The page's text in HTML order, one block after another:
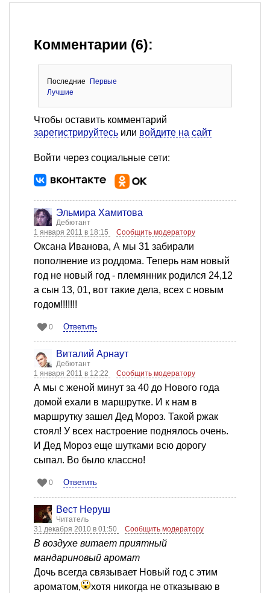
Комментарии (6):
Последние
Первые
Лучшие
Чтобы оставить комментарий
зарегистрируйтесь или войдите на сайт
Войти через социальные сети:
Эльмира Хамитова
Дебютант
1 января 2011 в 18:15
Сообщить модератору
Оксана Иванова, А мы 31 забирали
пополнение из роддома. Теперь нам новый
год не новый год - племянник родился 24,12
а сын 13, 01, вот такие дела, всех с новым
годом!!!!!!!
0 Ответить
Виталий Арнаут
Дебютант
1 января 2011 в 12:22
Сообщить модератору
А мы с женой минут за 40 до Нового года
домой ехали в маршрутке. И к нам в
маршрутку зашел Дед Мороз. Такой ржак
стоял! У всех настроение поднялось очень.
И Дед Мороз еще шутками всю дорогу
сыпал. Во было классно!
0 Ответить
Вест Неруш
Читатель
31 декабря 2010 в 01:50
Сообщить модератору
В воздухе витает приятный
мандариновый аромат
Дочь всегда связывает Новый год с этим
ароматом,
хотя никогда не отказываю в